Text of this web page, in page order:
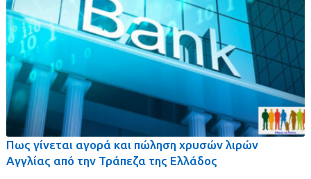
Πως γίνεται αγορά και πώληση χρυσών λιρών
Αγγλίας από την Τράπεζα της Ελλάδος